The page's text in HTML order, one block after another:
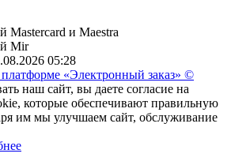
05:28
«Электронный заказ» ©
наш сайт, вы даете согласие на
которые обеспечивают правильную
им мы улучшаем сайт, обслуживание